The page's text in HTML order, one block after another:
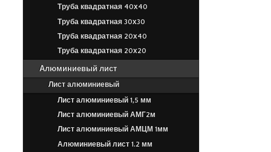
Труба квадратная 40х40
Труба квадратная 30х30
Труба квадратная 20х40
Труба квадратная 20х20
Алюминиевый лист
Лист алюминиевый
Лист алюминиевый 1,5 мм
Лист алюминиевый АМГ2м
Лист алюминиевый АМЦМ 1мм
Алюминиевый лист 1.2 мм